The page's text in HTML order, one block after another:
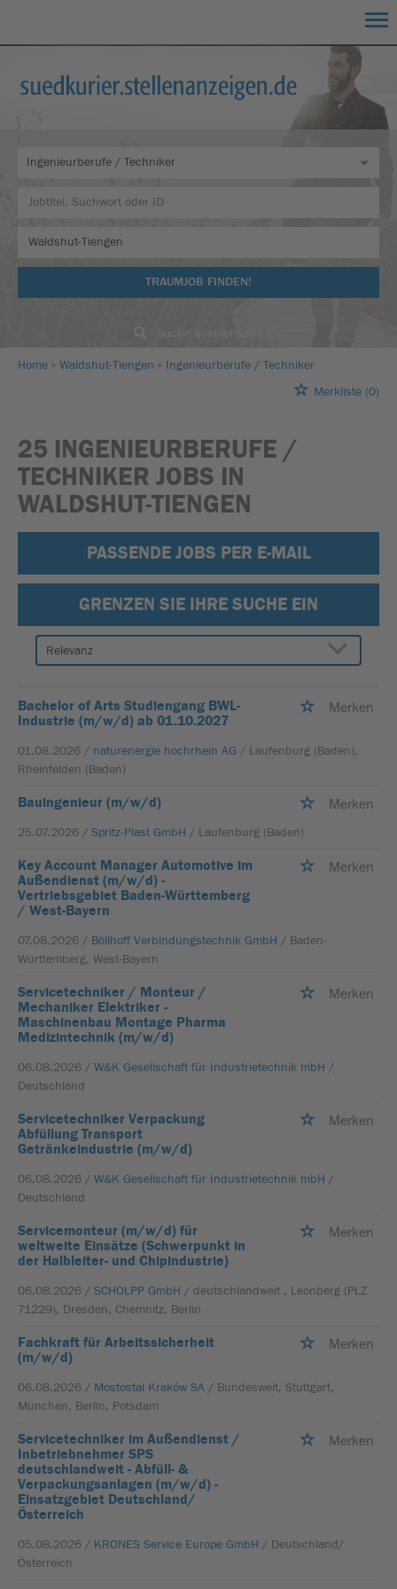
TRAUMJOB FINDEN!
Home Waldshut-Tiengen
Ingenieurberufe / Techniker
Merkliste (0)
25 INGENIEURBERUFE /
TECHNIKER JOBS IN
WALDSHUT-TIENGEN
PASSENDE JOBS PER E-MAIL
GRENZEN SIE IHRE SUCHE EIN
Bachelor of Arts Studiengang BWL-
Industrie (m/w/d) ab 01.10.2027
Merken
01.08.2026 / naturenergie hochrhein AG / Laufenburg (Baden),
Rheinfelden (Baden)
Bauingenieur (m/w/d) Merken
25.07.2026 / Spritz-Plast GmbH / Laufenburg (Baden)
Key Account Manager Automotive im
Außendienst (m/w/d) -
Vertriebsgebiet Baden-Württemberg
/ West-Bayern
Merken
07.08.2026 / Böllhoff Verbindungstechnik GmbH / Baden-
Württemberg, West-Bayern
Servicetechniker / Monteur /
Mechaniker Elektriker -
Maschinenbau Montage Pharma
Medizintechnik (m/w/d)
Merken
06.08.2026 / W&K Gesellschaft für Industrietechnik mbH /
Deutschland
Servicetechniker Verpackung
Abfüllung Transport
Getränkeindustrie (m/w/d)
Merken
06.08.2026 / W&K Gesellschaft für Industrietechnik mbH /
Deutschland
Servicemonteur (m/w/d) für
weltweite Einsätze (Schwerpunkt in
der Halbleiter- und Chipindustrie)
Merken
06.08.2026 / SCHOLPP GmbH / deutschlandweit , Leonberg (PLZ
71229), Dresden, Chemnitz, Berlin
Fachkraft für Arbeitssicherheit
(m/w/d)
Merken
06.08.2026 / Mostostal Kraków SA / Bundesweit, Stuttgart,
München, Berlin, Potsdam
Servicetechniker im Außendienst /
Inbetriebnehmer SPS
deutschlandweit - Abfüll- &
Verpackungsanlagen (m/w/d) -
Einsatzgebiet Deutschland/
Österreich
Merken
05.08.2026 / KRONES Service Europe GmbH / Deutschland/
Österreich